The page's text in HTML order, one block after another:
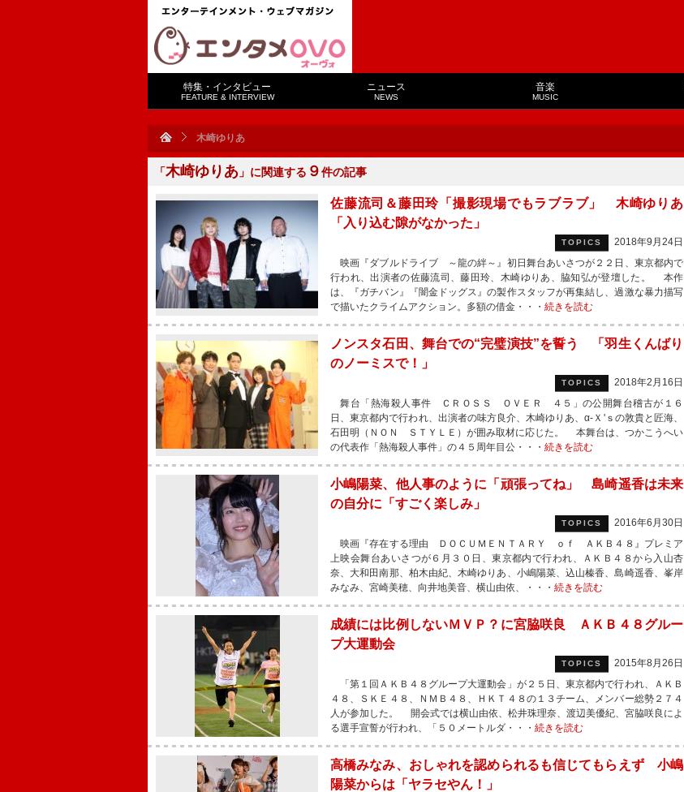
特集・インタビュー
FEATURE & INTERVIEW
ニュース
NEWS
音楽
MUSIC
木崎ゆりあ
「木崎ゆりあ 」に関連する ９件の記事
佐藤流司＆藤田玲「撮影現場でもラブラブ」 木崎ゆりあ
「入り込む隙がなかった」
TOPICS
2018年9月24日
映画『ダブルドライブ ～龍の絆～』初日舞台あいさつが２２日、東京都内で
行われ、出演者の佐藤流司、藤田玲、木崎ゆりあ、脇知弘が登壇した。 本作
は、『ガチバン』『闇金ドッグス』の製作スタッフが再集結し、過激な暴力描写
で描いたクライムアクション。多額の借金・・・ 続きを読む
ノンスタ石田、舞台での“完璧演技”を誓う 「羽生くんばり
のノーミスで！」
TOPICS
2018年2月16日
舞台「熱海殺人事件 ＣＲＯＳＳ ＯＶＥＲ ４５」の公開舞台稽古が１６
日、東京都内で行われ、出演者の味方良介、木崎ゆりあ、α-Ｘ'ｓの敦貴と匠海、
石田明（ＮＯＮ ＳＴＹＬＥ）が囲み取材に応じた。 本舞台は、つかこうへい
の代表作「熱海殺人事件」の４５周年目公・・・ 続きを読む
小嶋陽菜、他人事のように「頑張ってね」 島崎遥香は未来
の自分に「すごく楽しみ」
TOPICS
2016年6月30日
映画『存在する理由 ＤＯＣＵＭＥＮＴＡＲＹ ｏｆ ＡＫＢ４８』プレミア
上映会舞台あいさつが６月３０日、東京都内で行われ、ＡＫＢ４８から入山杏
奈、大和田南那、柏木由紀、木崎ゆりあ、小嶋陽菜、込山榛香、島崎遥香、峯岸
みなみ、宮崎美穂、向井地美音、横山由依、・・・ 続きを読む
成績には比例しないＭＶＰ？に宮脇咲良 ＡＫＢ４８グルー
プ大運動会
TOPICS
2015年8月26日
「第１回ＡＫＢ４８グループ大運動会」が２５日、東京都内で行われ、ＡＫＢ
４８、ＳＫＥ４８、ＮＭＢ４８、ＨＫＴ４８の１３チーム、メンバー総勢２７４
人が参加した。 開会式では横山由依、松井珠理奈、渡辺美優紀、宮脇咲良によ
る選手宣誓が行われ、「５０メートルダ・・・ 続きを読む
高橋みなみ、おしゃれを認められるも信じてもらえず 小嶋
陽菜からは「ヤラセやん！」